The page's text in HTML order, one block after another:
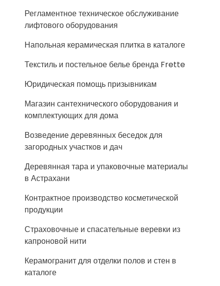
Регламентное техническое обслуживание
лифтового оборудования
Напольная керамическая плитка в каталоге
Текстиль и постельное белье бренда Frette
Юридическая помощь призывникам
Магазин сантехнического оборудования и
комплектующих для дома
Возведение деревянных беседок для
загородных участков и дач
Деревянная тара и упаковочные материалы
в Астрахани
Контрактное производство косметической
продукции
Страховочные и спасательные веревки из
капроновой нити
Керамогранит для отделки полов и стен в
каталоге